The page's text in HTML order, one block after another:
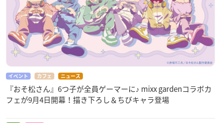
イベント カフェ ニュース
『おそ松さん』6つ子が全員ゲーマーに♪ mixx gardenコラボカ
フェが9月4日開幕！描き下ろし＆ちびキャラ登場